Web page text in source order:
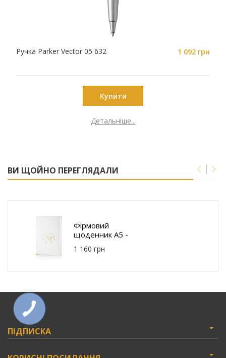
Ручка Parker Vector 05 632 1 092 грн
Купити
Детальніше...
ВИ ЩОЙНО ПЕРЕГЛЯДАЛИ
Фірмовий
щоденник A5 -
05W-Taurus
1 160 грн
ПІДПИСКА